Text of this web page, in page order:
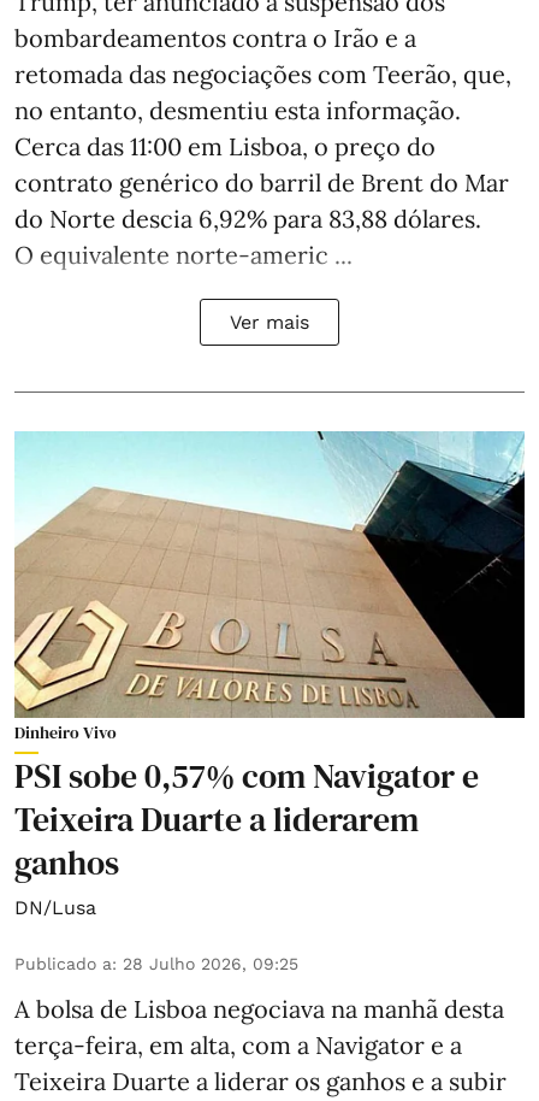
bombardeamentos contra o Irão e a
retomada das negociações com Teerão, que,
no entanto, desmentiu esta informação.
Cerca das 11:00 em Lisboa, o preço do
contrato genérico do barril de Brent do Mar
do Norte descia 6,92% para 83,88 dólares.
O equivalente norte-americ ...
Ver mais
Dinheiro Vivo
PSI sobe 0,57% com Navigator e
Teixeira Duarte a liderarem
ganhos
DN/Lusa
Publicado a: 28 Julho 2026, 09:25
A bolsa de Lisboa negociava na manhã desta
terça-feira, em alta, com a Navigator e a
Teixeira Duarte a liderar os ganhos e a subir